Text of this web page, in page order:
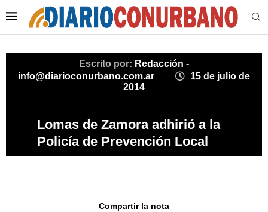
Escrito por: Redacción -
info@diarioconurbano.com.ar
15 de julio de
2014
Lomas de Zamora adhirió a la
Policía de Prevención Local
Compartir la nota